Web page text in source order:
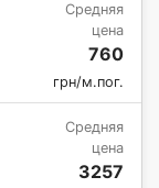
Средняя
цена
760
грн/м.пог.
Средняя
цена
3257